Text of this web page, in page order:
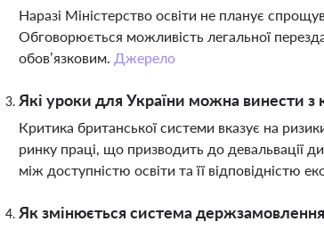
Наразі Міністерство освіти не планує
Обговорюється можливість легальної
обов’язковим. Джерело
Які уроки для України можна винести з
Критика британської системи вказує на
ринку праці, що призводить до девальвації
між доступністю освіти та її відповідністю
Як змінюється система держзамовлення